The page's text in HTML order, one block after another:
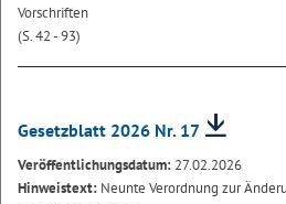
Vorschriften
(S. 42 - 93)
Gesetzblatt 2026 Nr. 17
Veröffentlichungsdatum: 27.02.2026
Hinweistext: Neunte Verordnung zur